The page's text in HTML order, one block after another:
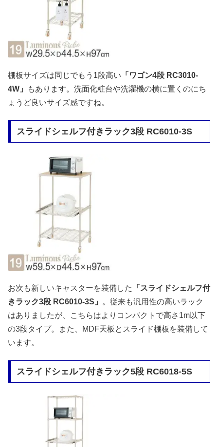
棚板サイズは同じでもう1段高い 「ワゴン4段 RC3010-
4W」
もあります。洗面化粧台や洗濯機の横に置くのにち
ょうど良いサイズ感ですね。
スライドシェルフ付きラック3段 RC6010-3S
お次も新しいキャスターを装備した
「スライドシェルフ付
きラック3段 RC6010-3S」
。従来も汎用性の高いラック
はありましたが、こちらはよりコンパクトで高さ1m以下
の3段タイプ。また、MDF天板とスライド棚板を装備して
います。
スライドシェルフ付きラック5段 RC6018-5S